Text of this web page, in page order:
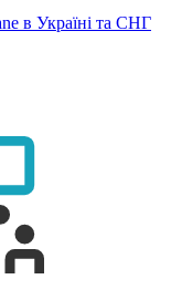
в Україні та СНГ